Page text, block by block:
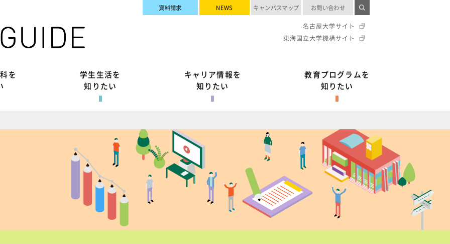
を
学生生活を
知りたい
キャリア情報を
知りたい
教育プログラムを
知りたい
資料請求 NEWS キャンパスマップ お問い合わせ
名古屋大学サイト
東海国立大学機構サイト